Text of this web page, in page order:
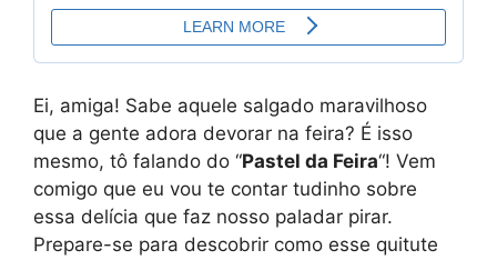
Ei, amiga! Sabe aquele salgado maravilhoso
que a gente adora devorar na feira? É isso
mesmo, tô falando do “Pastel da Feira“! Vem
comigo que eu vou te contar tudinho sobre
essa delícia que faz nosso paladar pirar.
Prepare-se para descobrir como esse quitute